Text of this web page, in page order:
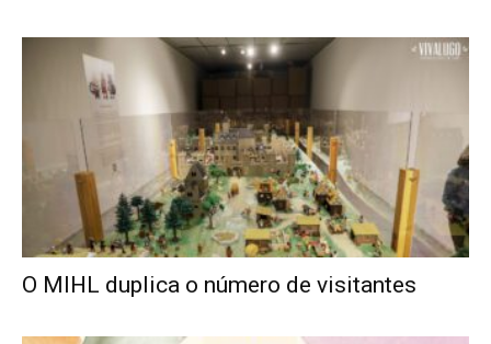
O MIHL duplica o número de visitantes